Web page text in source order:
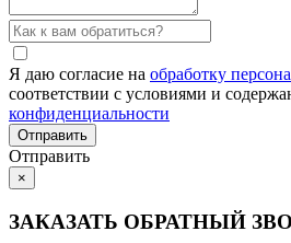
Я даю согласие на обработку
соответствии с условиями и
конфиденциальности
Отправить
×
ЗАКАЗАТЬ ОБРАТНЫЙ